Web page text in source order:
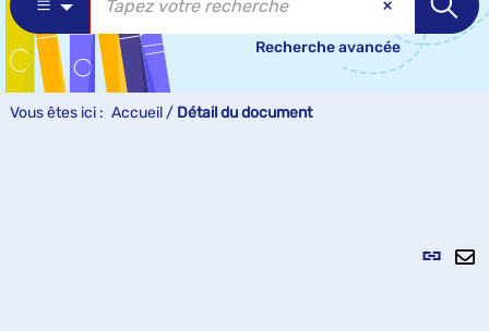
Recherche avancée
Vous êtes ici : Accueil / Détail du document
Lien